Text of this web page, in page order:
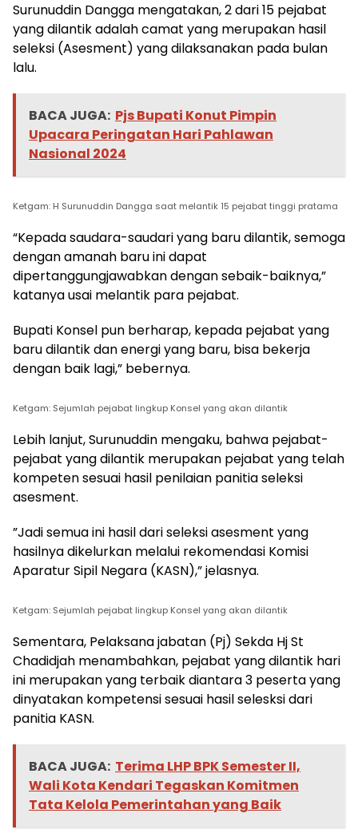
Surunuddin Dangga mengatakan, 2 dari 15 pejabat
yang dilantik adalah camat yang merupakan hasil
seleksi (Asesment) yang dilaksanakan pada bulan
lalu.
BACA JUGA: Pjs Bupati Konut Pimpin
Upacara Peringatan Hari Pahlawan
Nasional 2024
Ketgam: H Surunuddin Dangga saat melantik 15 pejabat tinggi pratama
“Kepada saudara-saudari yang baru dilantik, semoga
dengan amanah baru ini dapat
dipertanggungjawabkan dengan sebaik-baiknya,”
katanya usai melantik para pejabat.
Bupati Konsel pun berharap, kepada pejabat yang
baru dilantik dan energi yang baru, bisa bekerja
dengan baik lagi,” bebernya.
Ketgam: Sejumlah pejabat lingkup Konsel yang akan dilantik
Lebih lanjut, Surunuddin mengaku, bahwa pejabat-
pejabat yang dilantik merupakan pejabat yang telah
kompeten sesuai hasil penilaian panitia seleksi
asesment.
”Jadi semua ini hasil dari seleksi asesment yang
hasilnya dikelurkan melalui rekomendasi Komisi
Aparatur Sipil Negara (KASN),” jelasnya.
Ketgam: Sejumlah pejabat lingkup Konsel yang akan dilantik
Sementara, Pelaksana jabatan (Pj) Sekda Hj St
Chadidjah menambahkan, pejabat yang dilantik hari
ini merupakan yang terbaik diantara 3 peserta yang
dinyatakan kompetensi sesuai hasil selesksi dari
panitia KASN.
BACA JUGA: Terima LHP BPK Semester II,
Wali Kota Kendari Tegaskan Komitmen
Tata Kelola Pemerintahan yang Baik